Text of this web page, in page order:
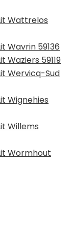
Wattrelos
Wavrin 59136
59119
Wervicq-Sud
Wignehies
Willems
Wormhout